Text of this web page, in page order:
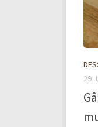
29